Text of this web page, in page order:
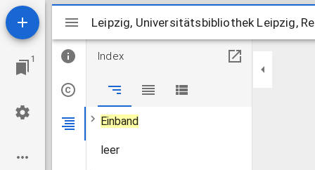
1
MiradorLeipzig, Universitätsbibliothek Leipzig,
Index
Einband
leer
Leipzig, Universitätsbibliothek Leipzig,